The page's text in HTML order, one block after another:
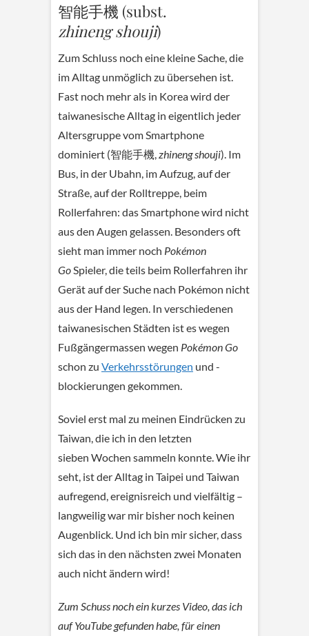
智能手機 (subst.
zhinengshouji)
Zum Schluss noch eine kleine Sache, die
im Alltag unmöglich zu übersehen ist.
Fast noch mehr als in Korea wird der
taiwanesische Alltag in eigentlich jeder
Altersgruppe vom Smartphone
dominiert (智能手機,zhinengshouji). Im
Bus, in der Ubahn, im Aufzug, auf der
Straße, auf der Rolltreppe, beim
Rollerfahren: das Smartphone wird nicht
aus den Augen gelassen. Besonders oft
sieht man immer noch Pokémon
GoSpieler, die teils beim Rollerfahren ihr
Gerät auf der Suche nach Pokémon nicht
aus der Hand legen. In verschiedenen
taiwanesischen Städten ist es wegen
Fußgängermassen wegen Pokémon Go
schon zu Verkehrsstörungen und -
blockierungen gekommen.
Soviel erst mal zu meinen Eindrücken zu
Taiwan, die ich in den letzten
sieben Wochen sammeln konnte. Wie ihr
seht, ist der Alltag in Taipei und Taiwan
aufregend, ereignisreich und vielfältig –
langweilig war mir bisher noch keinen
Augenblick. Und ich bin mir sicher, dass
sich das in den nächsten zwei Monaten
auch nicht ändern wird!
Zum Schuss noch ein kurzes Video, das ich
auf YouTube gefunden habe, für einen